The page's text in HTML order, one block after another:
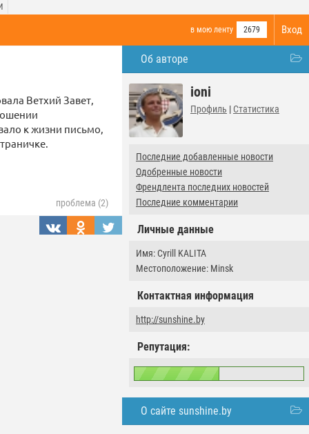
Вход
в мою ленту 2679
Об авторе
ioni
Профиль | Статистика
Последние добавленные новости
Одобренные новости
Френдлента последних новостей
Последние комментарии
Личные данные
Имя: Cyrill KALITA
Местоположение: Minsk
Контактная информация
http://sunshine.by
Репутация:
О сайте sunshine.by
Ветхий Завет,
к жизни письмо,
проблема (2)